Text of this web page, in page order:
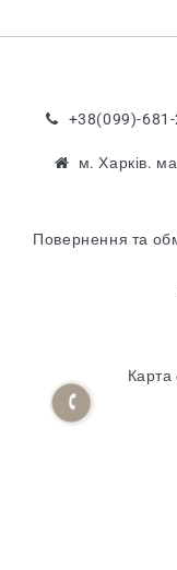
+38(099)-
м. Харків.
Повернення та
Карта